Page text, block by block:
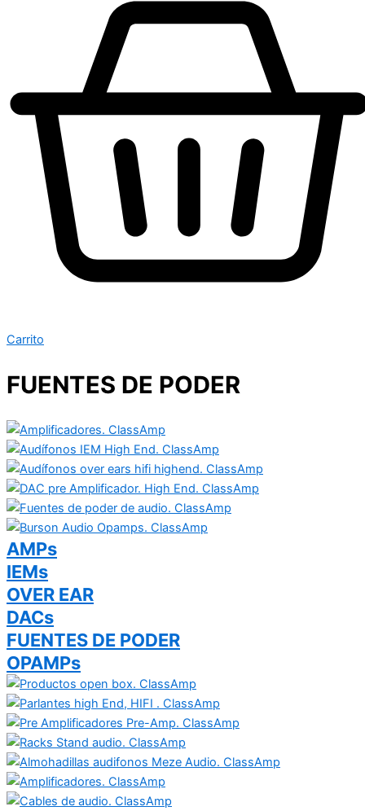
Carrito
FUENTES DE PODER
AMPs
IEMs
OVER EAR
DACs
FUENTES DE PODER
OPAMPs